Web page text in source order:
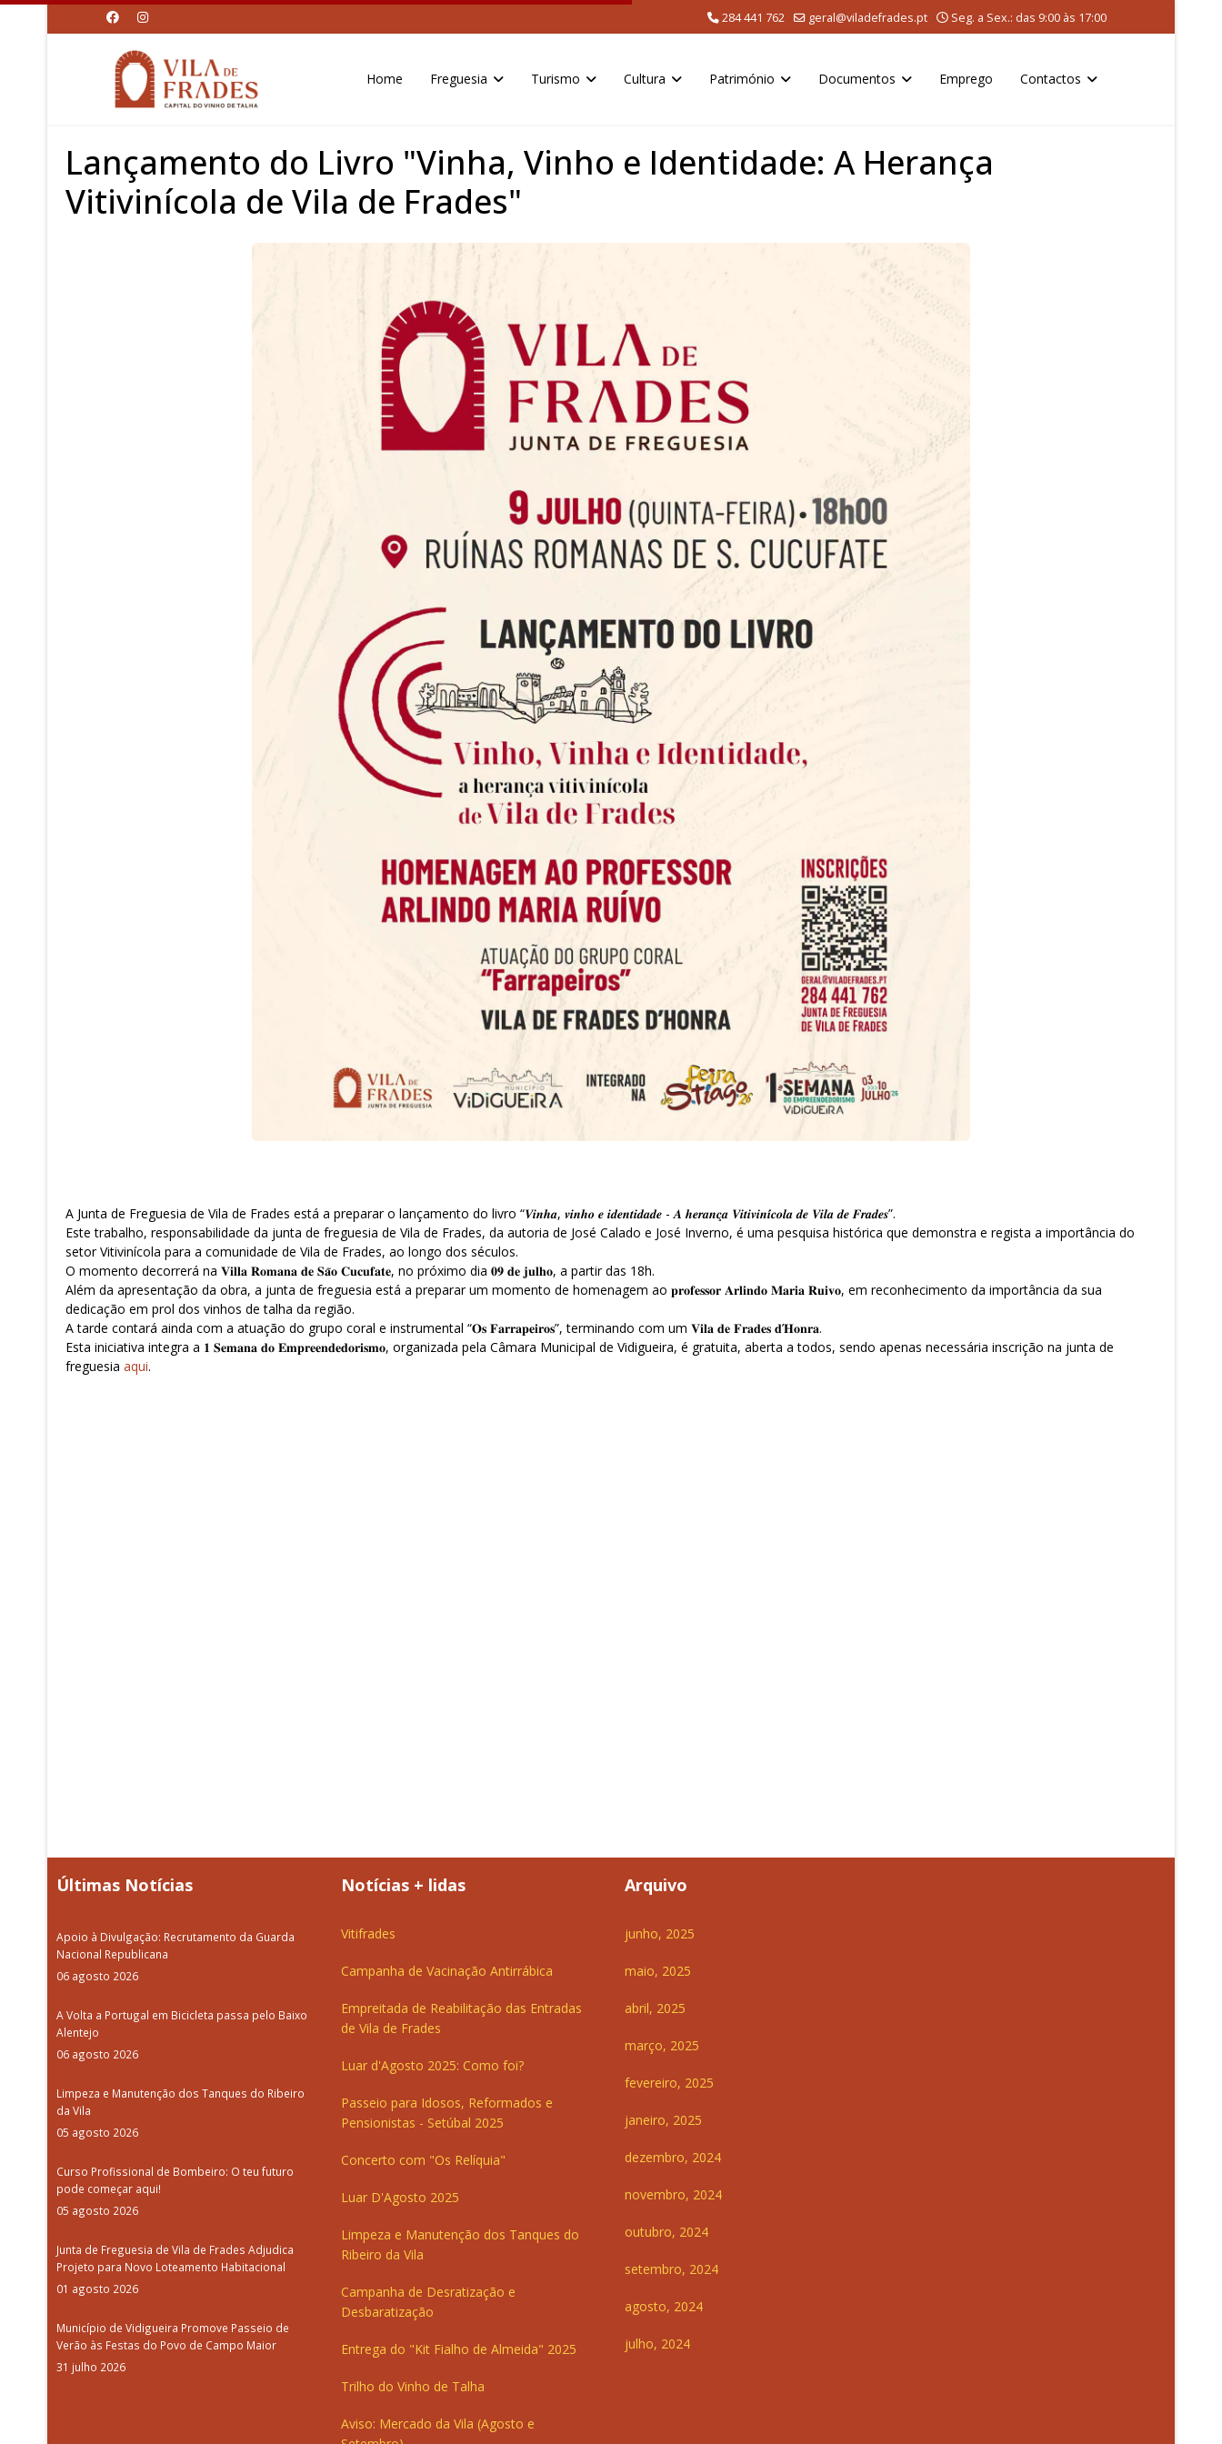
284 441 762 geral@viladefrades.pt Seg. a Sex.: das 9:00 às 17:00
Home Freguesia Turismo Cultura Património Documentos Emprego Contactos
Lançamento do Livro "Vinha, Vinho e Identidade: A Herança
Vitivinícola de Vila de Frades"
A Junta de Freguesia de Vila de Frades está a preparar o lançamento do livro “𝑽𝒊𝒏𝒉𝒂, 𝒗𝒊𝒏𝒉𝒐 𝒆 𝒊𝒅𝒆𝒏𝒕𝒊𝒅𝒂𝒅𝒆 - 𝑨 𝒉𝒆𝒓𝒂𝒏𝒄̧𝒂 𝑽𝒊𝒕𝒊𝒗𝒊𝒏𝒊́𝒄𝒐𝒍𝒂 𝒅𝒆 𝑽𝒊𝒍𝒂 𝒅𝒆 𝑭𝒓𝒂𝒅𝒆𝒔”.
Este trabalho, responsabilidade da junta de freguesia de Vila de Frades, da autoria de José Calado e José Inverno, é uma pesquisa histórica que demonstra e regista a importância do
setor Vitivinícola para a comunidade de Vila de Frades, ao longo dos séculos.
O momento decorrerá na 𝐕𝐢𝐥𝐥𝐚 𝐑𝐨𝐦𝐚𝐧𝐚 𝐝𝐞 𝐒𝐚̃𝐨 𝐂𝐮𝐜𝐮𝐟𝐚𝐭𝐞, no próximo dia 𝟎𝟗 𝐝𝐞 𝐣𝐮𝐥𝐡𝐨, a partir das 18h.
Além da apresentação da obra, a junta de freguesia está a preparar um momento de homenagem ao 𝐩𝐫𝐨𝐟𝐞𝐬𝐬𝐨𝐫 𝐀𝐫𝐥𝐢𝐧𝐝𝐨 𝐌𝐚𝐫𝐢𝐚 𝐑𝐮𝐢𝐯𝐨, em reconhecimento da importância da sua
dedicação em prol dos vinhos de talha da região.
A tarde contará ainda com a atuação do grupo coral e instrumental “𝐎𝐬 𝐅𝐚𝐫𝐫𝐚𝐩𝐞𝐢𝐫𝐨𝐬”, terminando com um 𝐕𝐢𝐥𝐚 𝐝𝐞 𝐅𝐫𝐚𝐝𝐞𝐬 𝐝’𝐇𝐨𝐧𝐫𝐚.
Esta iniciativa integra a 𝟏 𝐒𝐞𝐦𝐚𝐧𝐚 𝐝𝐨 𝐄𝐦𝐩𝐫𝐞𝐞𝐧𝐝𝐞𝐝𝐨𝐫𝐢𝐬𝐦𝐨, organizada pela Câmara Municipal de Vidigueira, é gratuita, aberta a todos, sendo apenas necessária inscrição na junta de
freguesia aqui.
Últimas Notícias
Apoio à Divulgação: Recrutamento da Guarda
Nacional Republicana
06 agosto 2026
A Volta a Portugal em Bicicleta passa pelo Baixo
Alentejo
06 agosto 2026
Limpeza e Manutenção dos Tanques do Ribeiro
da Vila
05 agosto 2026
Curso Profissional de Bombeiro: O teu futuro
pode começar aqui!
05 agosto 2026
Junta de Freguesia de Vila de Frades Adjudica
Projeto para Novo Loteamento Habitacional
01 agosto 2026
Município de Vidigueira Promove Passeio de
Verão às Festas do Povo de Campo Maior
31 julho 2026
Notícias + lidas
Vitifrades
Campanha de Vacinação Antirrábica
Empreitada de Reabilitação das Entradas
de Vila de Frades
Luar d'Agosto 2025: Como foi?
Passeio para Idosos, Reformados e
Pensionistas - Setúbal 2025
Concerto com "Os Relíquia"
Luar D'Agosto 2025
Limpeza e Manutenção dos Tanques do
Ribeiro da Vila
Campanha de Desratização e
Desbaratização
Entrega do "Kit Fialho de Almeida" 2025
Trilho do Vinho de Talha
Aviso: Mercado da Vila (Agosto e
Arquivo
junho, 2025
maio, 2025
abril, 2025
março, 2025
fevereiro, 2025
janeiro, 2025
dezembro, 2024
novembro, 2024
outubro, 2024
setembro, 2024
agosto, 2024
julho, 2024